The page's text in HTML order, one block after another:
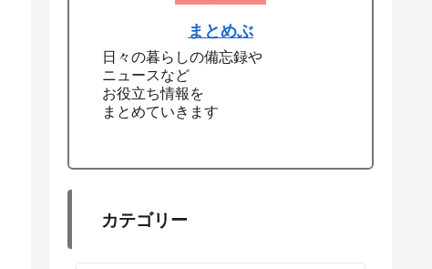
まとめぶ
日々の暮らしの備忘録や
ニュースなど
お役立ち情報を
まとめていきます
カテゴリー